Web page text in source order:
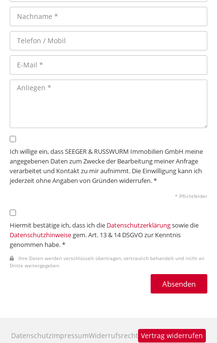
DatenschutzImpressumWiderrufsrecht Vertrag widerrufen
Ich willige ein, dass SEEGER & RUSSWURM Immobilien GmbH meine
angegebenen Daten zum Zwecke der Bearbeitung meiner Anfrage
verarbeitet und Kontakt zu mir aufnimmt. Die Einwilligung kann ich
jederzeit ohne Angaben von Gründen widerrufen. *
* Pflichtfelder
Hiermit bestätige ich, dass ich die Datenschutzerklärungsowie die
Datenschutzhinweisegem. Art. 13 & 14 DSGVO zur Kenntnis
genommen habe. *
Ihre Daten werden verschlüsselt übertragen, vertraulich behandelt und nicht an
Dritte weitergegeben.
Absenden